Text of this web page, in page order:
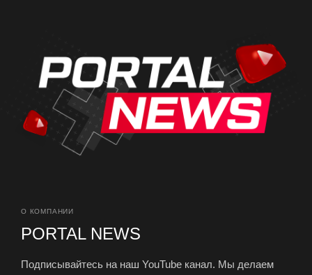
О КОМПАНИИ
PORTAL NEWS
Подписывайтесь на наш YouTube канал. Мы делаем